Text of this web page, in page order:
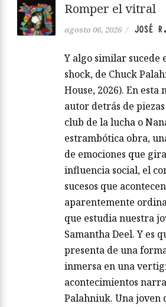
Romper el vitral
agosto 06, 2026 / JOSÉ
Y algo similar sucede
shock, de Chuck
House, 2026). En esta
autor detrás de
club de la lucha o
estrambótica obra,
de emociones que
influencia social, el
sucesos que
aparentemente
que estudia nuestra
Samantha Deel. Y es
presenta de una
inmersa en una
acontecimientos
Palahniuk. Una joven